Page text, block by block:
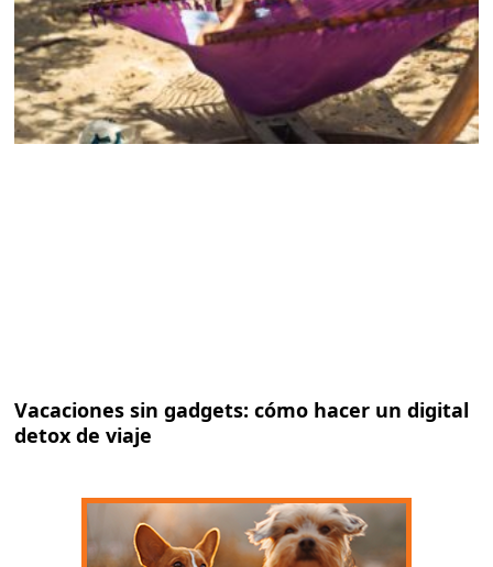
Vacaciones sin gadgets: cómo hacer un digital
detox de viaje